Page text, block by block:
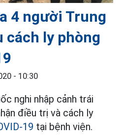
4 người Trung
cách ly phòng
- 10:30
nghi nhập cảnh trái
điều trị và cách ly
19 tại bệnh viện.